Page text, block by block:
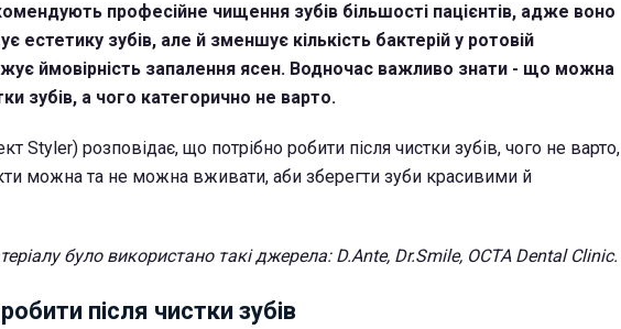
професійне чищення зубів більшості пацієнтів, адже воно
естетику зубів, але й зменшує кількість бактерій у ротовій
ймовірність запалення ясен. Водночас важливо знати - що можна
зубів, а чого категорично не варто.
Styler) розповідає, що потрібно робити після чистки зубів, чого не варто,
можна та не можна вживати, аби зберегти зуби красивими й
було використано такі джерела: D.Ante, Dr.Smile, OCTA Dental Clinic.
після чистки зубів